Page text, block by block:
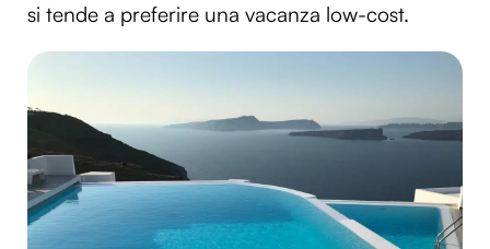
si tende a preferire una vacanza low-cost.